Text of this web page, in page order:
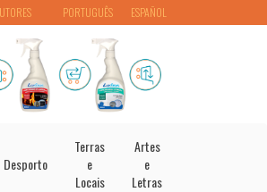
PORTUGUÊS ESPAÑOL
Desporto
Terras
e
Locais
Artes
e
Letras